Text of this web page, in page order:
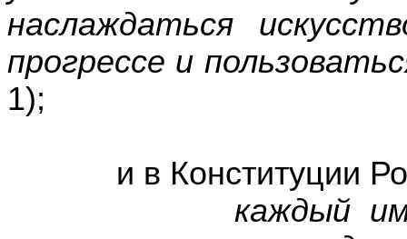
наслаждаться
прогрессе и
1);
и в Конституции
каждый